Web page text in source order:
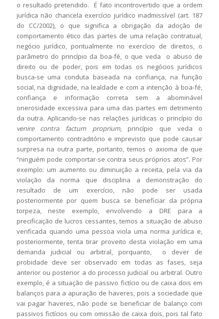
o resultado pretendido. É fato incontrovertido que a ordem
jurídica não chancela exercício jurídico inadmissível (art. 187
do CC/2002), o que significa a obrigação da adoção de
comportamento ético das partes de uma relação contratual,
negócio jurídico, pontualmente no exercício de direitos, o
parâmetro do princípio da boa-fé, o que veda o abuso de
direito ou de poder, pois em todas os negócios jurídicos
busca-se uma conduta baseada na confiança, na função
social, na dignidade, na lealdade e com a intenção à boa-fé,
confiança e informação correta sem a abominável
onerosidade excessiva para uma das partes em detrimento
da outra. Aplicando-se nas relações jurídicas o princípio do
venire contra factum proprium, princípio que veda o
comportamento contraditório e imprevisto que pode causar
surpresa na outra parte, portanto, temos o axioma de que
“ninguém pode comportar-se contra seus próprios atos”. Por
exemplo: um aumento ou diminuição a receita, pela via da
violação da norma que disciplina a demonstração do
resultado de um exercício, não pode ser usada
posteriormente por quem busca se beneficiar da própria
torpeza, neste exemplo, envolvendo a DRE para a
precificação de lucros cessantes, temos a situação de abuso
verificada quando uma pessoa viola uma norma jurídica e,
posteriormente, tenta tirar proveito desta violação em uma
demanda judicial ou arbitral, porquanto, o dever de
probidade deve ser observado em todas as fases, seja
anterior ou posterior a do processo judicial ou arbitral. Outro
exemplo, é a situação de passivo fictício ou de caixa dois em
balanços para a apuração de haveres, pois a sociedade que
vai pagar haveres, não pode se beneficiar de balanço com
passivos fictícios ou com omissão de caixa dois, pois tal fato